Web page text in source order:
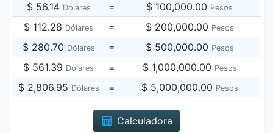
$ 56.14 Dólares = $ 100,000.00 Pesos
$ 112.28 Dólares = $ 200,000.00 Pesos
$ 280.70 Dólares = $ 500,000.00 Pesos
$ 561.39 Dólares = $ 1,000,000.00 Pesos
$ 2,806.95 Dólares = $ 5,000,000.00 Pesos
Calculadora